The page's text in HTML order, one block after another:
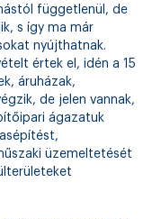
függetlenül, de
s így ma már
nyújthatnak.
értek el, idén a 15
áruházak,
de jelen vannak,
ágazatuk
üzemeltetését